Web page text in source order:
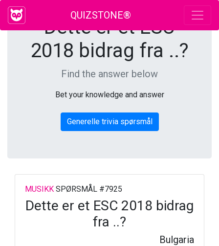
QUIZSTONE®
Dette er et ESC
2018 bidrag fra ..?
Find the answer below
Bet your knowledge and answer
Generelle trivia spørsmål
MUSIKK SPØRSMÅL #7925
Dette er et ESC 2018 bidrag
fra ..?
Bulgaria